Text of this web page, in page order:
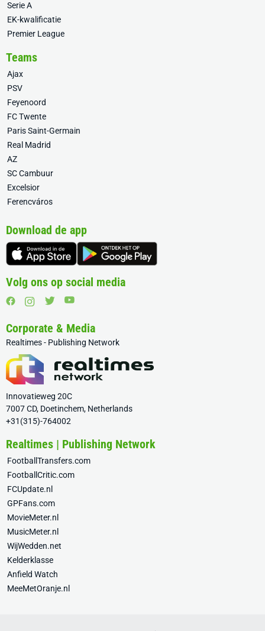
Serie A
EK-kwalificatie
Premier League
Teams
Ajax
PSV
Feyenoord
FC Twente
Paris Saint-Germain
Real Madrid
AZ
SC Cambuur
Excelsior
Ferencváros
Download de app
Volg ons op social media
Corporate & Media
Realtimes - Publishing Network
Innovatieweg 20C
7007 CD, Doetinchem, Netherlands
+31(315)-764002
Realtimes | Publishing Network
FootballTransfers.com
FootballCritic.com
FCUpdate.nl
GPFans.com
MovieMeter.nl
MusicMeter.nl
WijWedden.net
Kelderklasse
Anfield Watch
MeeMetOranje.nl